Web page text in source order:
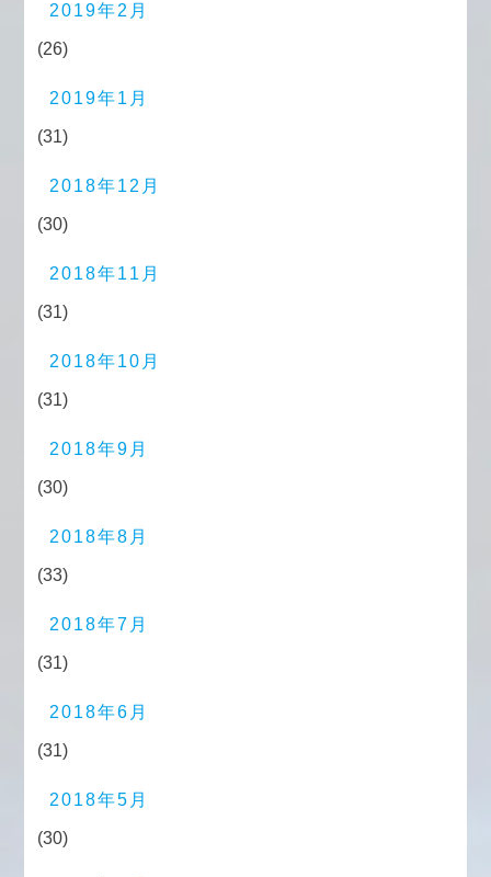
2019年2月
(26)
2019年1月
(31)
2018年12月
(30)
2018年11月
(31)
2018年10月
(31)
2018年9月
(30)
2018年8月
(33)
2018年7月
(31)
2018年6月
(31)
2018年5月
(30)